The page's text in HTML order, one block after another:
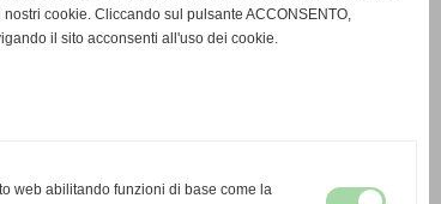
cookie. Cliccando sul pulsante ACCONSENTO,
il sito acconsenti all'uso dei cookie.
web abilitando funzioni di base come la